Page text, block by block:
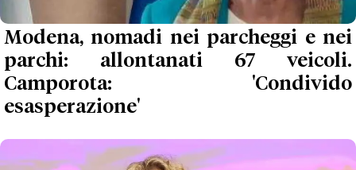
Modena, nomadi nei parcheggi e nei
parchi: allontanati 67 veicoli.
Camporota: 'Condivido
esasperazione'